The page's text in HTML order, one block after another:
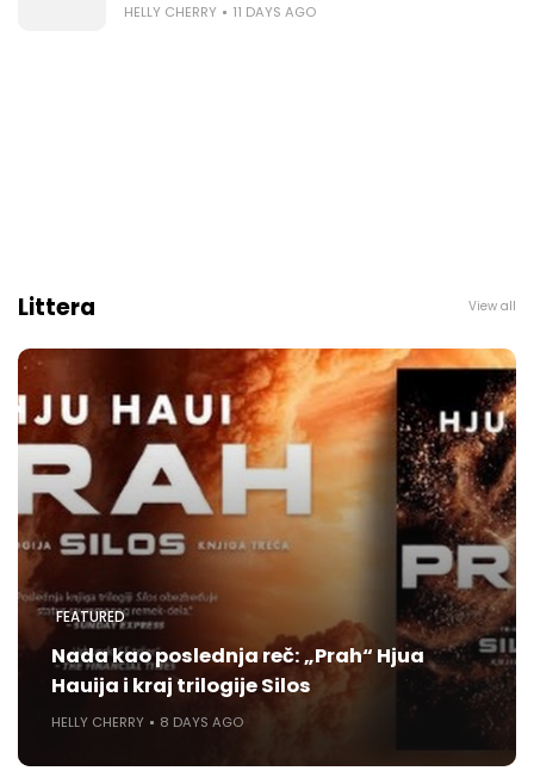
HELLY CHERRY 11 DAYS AGO
Littera View all
FEATURED
Nada kao poslednja reč: „Prah“ Hjua
Hauija i kraj trilogije Silos
HELLY CHERRY 8 DAYS AGO